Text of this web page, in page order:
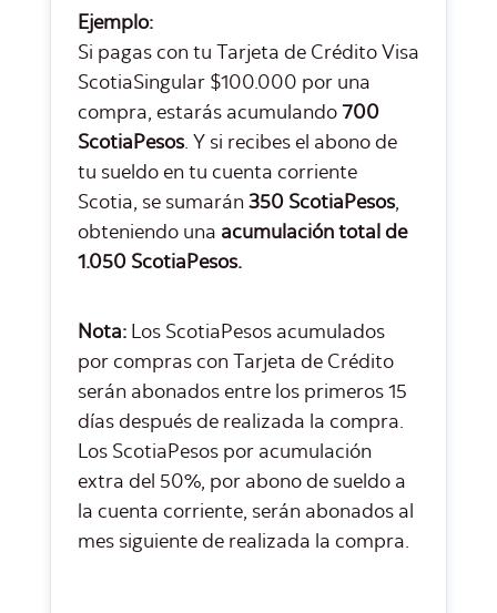
Ejemplo:
Si pagas con tu Tarjeta de Crédito Visa
ScotiaSingular $100.000 por una
compra, estarás acumulando 700
ScotiaPesos. Y si recibes el abono de
tu sueldo en tu cuenta corriente
Scotia, se sumarán 350 ScotiaPesos,
obteniendo una acumulación total de
1.050 ScotiaPesos.
Nota: Los ScotiaPesos acumulados
por compras con Tarjeta de Crédito
serán abonados entre los primeros 15
días después de realizada la compra.
Los ScotiaPesos por acumulación
extra del 50%, por abono de sueldo a
la cuenta corriente, serán abonados al
mes siguiente de realizada la compra.